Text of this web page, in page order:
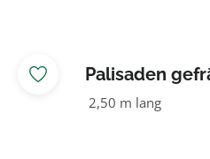
Palisaden
NADELHOLZ
2,50 m lang